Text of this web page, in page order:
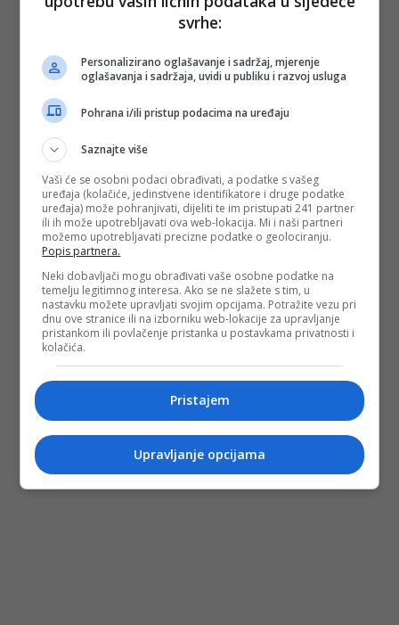
svrhe:
Personalizirano oglašavanje i sadržaj, mjerenje
oglašavanja i sadržaja, uvidi u publiku i razvoj usluga
Pohrana i/ili pristup podacima na uređaju
Saznajte više
Vaši će se osobni podaci obrađivati, a podatke s vašeg
uređaja (kolačiće, jedinstvene identifikatore i druge podatke
uređaja) može pohranjivati, dijeliti te im pristupati 241 partner
ili ih može upotrebljavati ova web-lokacija. Mi i naši partneri
možemo upotrebljavati precizne podatke o geolociranju.
Popis partnera.
Neki dobavljači mogu obrađivati vaše osobne podatke na
temelju legitimnog interesa. Ako se ne slažete s tim, u
nastavku možete upravljati svojim opcijama. Potražite vezu pri
dnu ove stranice ili na izborniku web-lokacije za upravljanje
pristankom ili povlačenje pristanka u postavkama privatnosti i
kolačića.
Pristajem
Upravljanje opcijama